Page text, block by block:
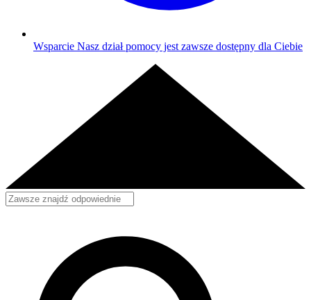
Wsparcie Nasz dział pomocy jest zawsze dostępny dla Ciebie